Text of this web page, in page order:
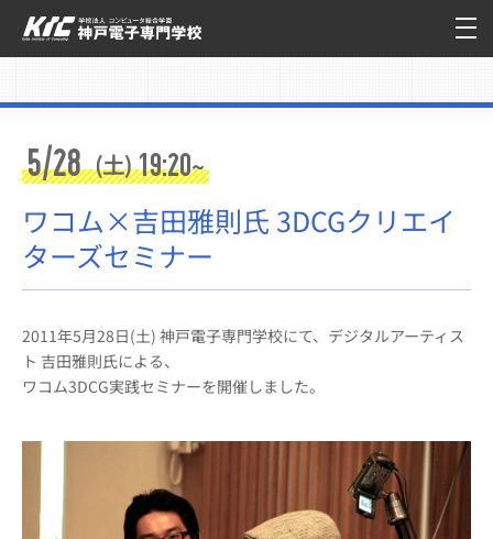
5/28(土)19:20~
ワコム×吉田雅則氏 3DCGクリエイ
ターズセミナー
2011年5月28日(土) 神戸電子専門学校にて、デジタルアーティス
ト 吉田雅則氏による、
ワコム3DCG実践セミナーを開催しました。